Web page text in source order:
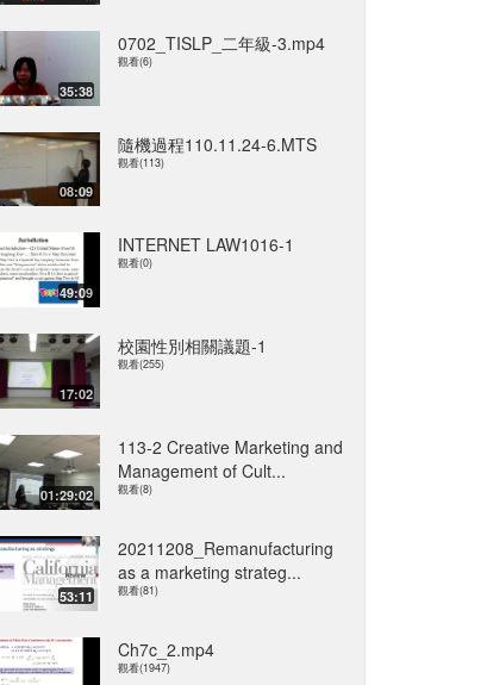
35:38
0702_TISLP_二年級-3.mp4
觀看(6)
08:09
隨機過程110.11.24-6.MTS
觀看(113)
49:09
INTERNET LAW1016-1
觀看(0)
17:02
校園性別相關議題-1
觀看(255)
01:29:02
113-2 Creative Marketing and
Management of Cult...
觀看(8)
53:11
20211208_Remanufacturing
as a marketing strateg...
觀看(81)
Ch7c_2.mp4
觀看(1947)